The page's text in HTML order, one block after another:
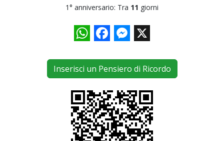
1° anniversario: Tra 11 giorni
WhatsAppFacebookMessenger
X
Inserisci un Pensiero di Ricordo